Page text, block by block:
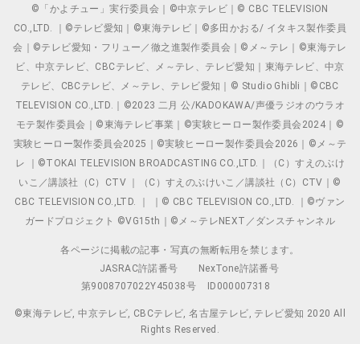
©「かよチュー」実行委員会｜©中京テレビ｜© CBC TELEVISION
CO.,LTD. ｜©テレビ愛知｜©東海テレビ｜©多田かおる/ イタキス製作委員
会｜©テレビ愛知・フリュー／徹之進製作委員会｜©メ～テレ｜©東海テレ
ビ、中京テレビ、CBCテレビ、メ～テレ、テレビ愛知｜東海テレビ、中京
テレビ、CBCテレビ、メ～テレ、テレビ愛知｜© Studio Ghibli｜©CBC
TELEVISION CO.,LTD.｜©2023 二月 公/KADOKAWA/声優ラジオのウラオ
モテ製作委員会｜©東海テレビ事業｜©実験ヒーロー製作委員会2024｜©
実験ヒーロー製作委員会2025｜©実験ヒーロー製作委員会2026｜©メ～テ
レ ｜©TOKAI TELEVISION BROADCASTING CO.,LTD.｜（C）すえのぶけ
いこ／講談社（C）CTV ｜（C）すえのぶけいこ／講談社（C）CTV｜©
CBC TELEVISION CO.,LTD. ｜ ｜© CBC TELEVISION CO.,LTD. ｜©ヴァン
ガードプロジェクト ©VG15th｜©メ～テレNEXT／ダンスチャンネル
各ページに掲載の記事・写真の無断転用を禁じます。
JASRAC許諾番号
NexTone許諾番号
第9008707022Y45038号
ID000007318
©東海テレビ, 中京テレビ, CBCテレビ, 名古屋テレビ, テレビ愛知 2020 All
Rights Reserved.